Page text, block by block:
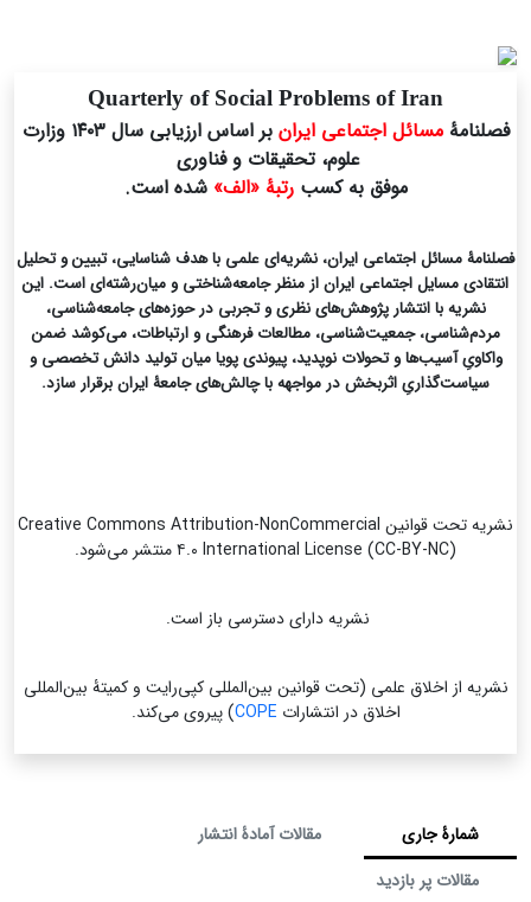
فصلنامۀمسائل اجتماعی ایران
بر اساس ارزیابی سال ۱۴۰۳ وزارت
علوم، تحقیقات و فناوری
موفق به کسب رتبۀ «الف» شده است.
فصلنامۀ مسائل اجتماعی ایران، نشریه‌ای علمی با هدف شناسایی، تبیین و تحلیل
انتقادی مسایل اجتماعی ایران از منظر جامعه‌شناختی و میان‌رشته‌ای است. این
نشریه با انتشار پژوهش‌های نظری و تجربی در حوزه‌های جامعه‌شناسی،
مردم‌شناسی، جمعیت‌شناسی، مطالعات فرهنگی و ارتباطات، می‌کوشد ضمن
واکاویِ آسیب‌ها و تحولات نوپدید، پیوندی پویا میان تولید دانش تخصصی و
سیاست‌گذاریِ اثربخش در مواجهه با چالش‌های جامعۀ ایران برقرار سازد.
نشریه تحت قوانین Creative Commons Attribution-NonCommercial
۴.۰ International License (CC-BY-NC) منتشر می‌شود.
نشریه دارای دسترسی باز است.
نشریه از اخلاق علمی (تحت قوانین بین‌المللی کپی‌رایت و کمیتۀ بین‌المللی
اخلاق در انتشارات COPE) پیروی می‌کند.
شمارۀ جاری
مقالات آمادۀ انتشار
مقالات پر بازدید